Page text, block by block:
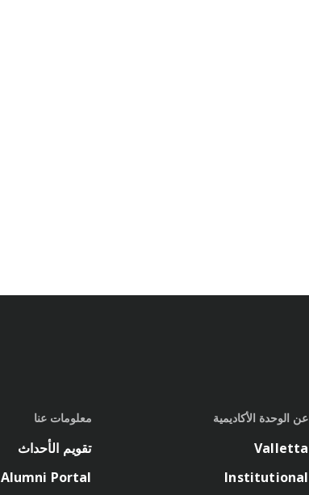
عن الوحدة الأكاديمية
Valletta
Institutional
معلومات عنا
تقويم الأحداث
Alumni Portal